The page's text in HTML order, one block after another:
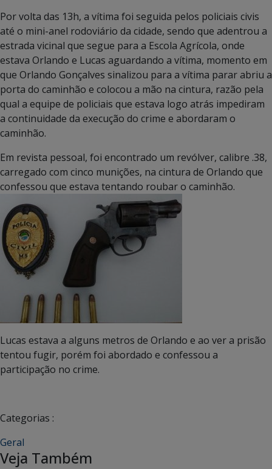
Por volta das 13h, a vítima foi seguida pelos policiais civis
até o mini-anel rodoviário da cidade, sendo que adentrou a
estrada vicinal que segue para a Escola Agrícola, onde
estava Orlando e Lucas aguardando a vítima, momento em
que Orlando Gonçalves sinalizou para a vítima parar abriu a
porta do caminhão e colocou a mão na cintura, razão pela
qual a equipe de policiais que estava logo atrás impediram
a continuidade da execução do crime e abordaram o
caminhão.
Em revista pessoal, foi encontrado um revólver, calibre .38,
carregado com cinco munições, na cintura de Orlando que
confessou que estava tentando roubar o caminhão.
Lucas estava a alguns metros de Orlando e ao ver a prisão
tentou fugir, porém foi abordado e confessou a
participação no crime.
Categorias :
Geral
Veja Também